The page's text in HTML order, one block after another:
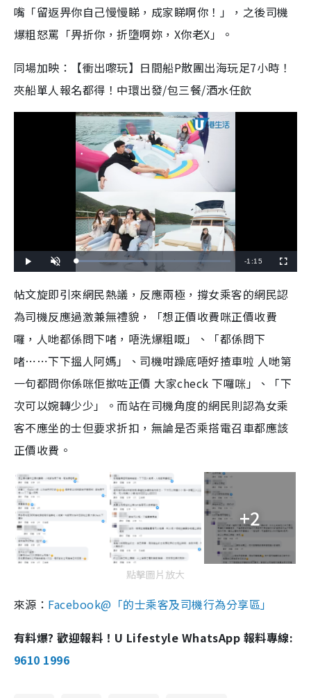
嘴「留返畀你自己慢慢睇，成家睇啊你！」，之後司機
爆粗怒罵「畀折你，折墮啊妳，X你老X」。
同場加映：【衝出嚟玩】日間船P散團出海玩足7小時！
夾船單人報名都得！中環出發/包三餐/酒水任飲
l
n
t
e
L
o
e
d
4
3
2
0
%
R
a
i
n
i
n
g
-1:15
u
s
c
e
e
帖文旋即引來網民熱議，反應兩極，撐女乘客的網民認
為司機反應過激兼無禮貌，「想正價收費咪正價收費
囉，人哋都係問下啫，唔洗爆粗嘅」、「都係問下
啫⋯⋯下下搵人阿媽」、司機咁躁底唔好揸車啦 人哋第
一句都問你係咪佢撳咗正價 大家check 下囉咪」、「下
次可以婉轉少少」。而站在司機角度的網民則認為女乘
客不應坐的士但要求折扣，無論是否乘搭電召車都應該
正價收費。
+2
點擊圖片放大
來源： Facebook@「的士乘客及司機行為分享區」
有料爆? 歡迎報料！U Lifestyle WhatsApp 報料專線:
9610 1996